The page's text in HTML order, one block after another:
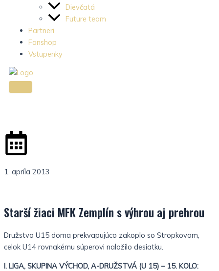
k
-
l
g
h
t
r
a
m
g
h
t
Dievčatá
Future team
Partneri
Fanshop
Vstupenky
1. apríla 2013
Starší žiaci MFK Zemplín s výhrou aj prehrou
Družstvo U15 doma prekvapujúco zakoplo so Stropkovom,
celok U14 rovnakému súperovi naložilo desiatku.
I. LIGA, SKUPINA VÝCHOD, A-DRUŽSTVÁ (U 15) – 15. KOLO: